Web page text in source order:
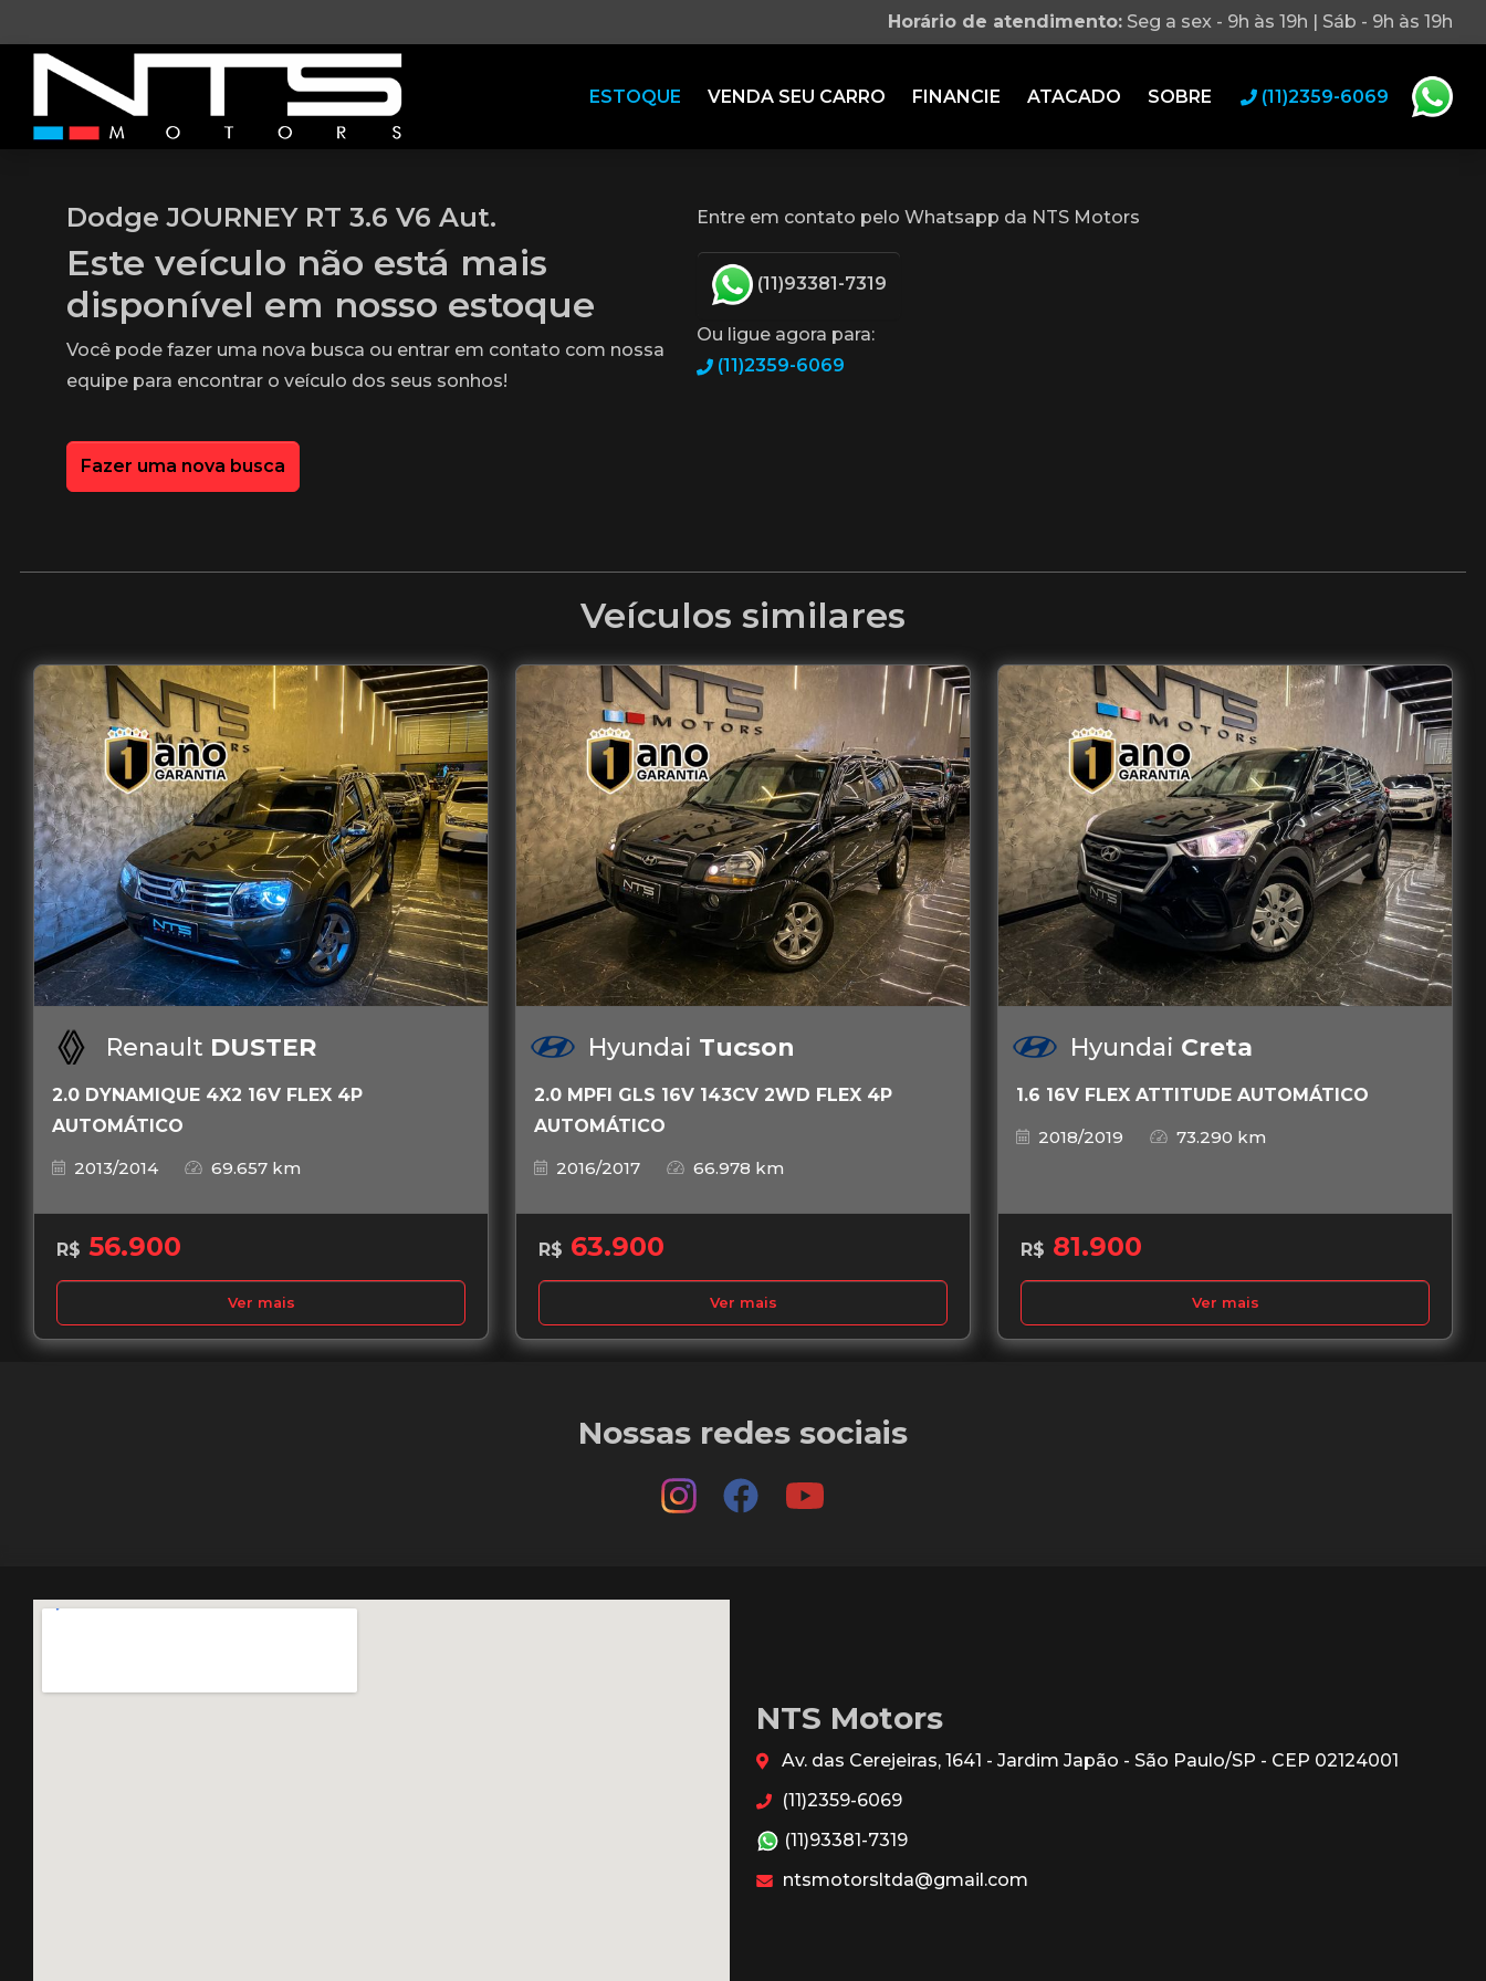
Horário de atendimento: Seg a sex - 9h às 19h | Sáb - 9h às 19h
ESTOQUE VENDA SEU CARRO FINANCIE ATACADO SOBRE (11)2359-6069
Dodge JOURNEY RT 3.6 V6 Aut.
Este veículo não está mais
disponível em nosso estoque
Você pode fazer uma nova busca ou entrar em contato com nossa
equipe para encontrar o veículo dos seus sonhos!
Fazer uma nova busca
Entre em contato pelo Whatsapp da NTS Motors
(11)93381-7319
Ou ligue agora para:
(11)2359-6069
Veículos similares
Renault DUSTER
2.0 DYNAMIQUE 4X2 16V FLEX 4P
AUTOMÁTICO
2013/2014
69.657 km
R$ 56.900
Ver mais
Hyundai Tucson
2.0 MPFI GLS 16V 143CV 2WD FLEX 4P
AUTOMÁTICO
2016/2017
66.978 km
R$ 63.900
Ver mais
Hyundai Creta
1.6 16V FLEX ATTITUDE AUTOMÁTICO
2018/2019
73.290 km
R$ 81.900
Ver mais
Nossas redes sociais
NTS Motors
Av. das Cerejeiras, 1641 - Jardim Japão - São Paulo/SP - CEP 02124001
(11)2359-6069
(11)93381-7319
ntsmotorsltda@gmail.com